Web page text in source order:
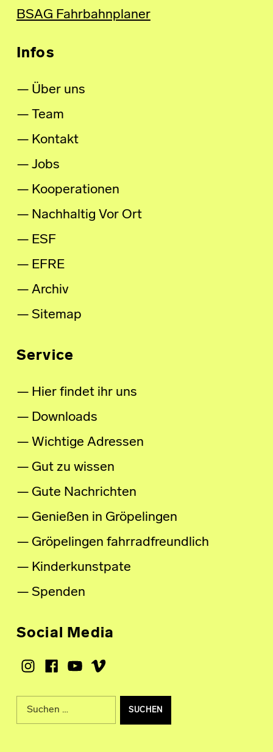
BSAG Fahrbahnplaner
Infos
Über uns
Team
Kontakt
Jobs
Kooperationen
Nachhaltig Vor Ort
ESF
EFRE
Archiv
Sitemap
Service
Hier findet ihr uns
Downloads
Wichtige Adressen
Gut zu wissen
Gute Nachrichten
Genießen in Gröpelingen
Gröpelingen fahrradfreundlich
Kinderkunstpate
Spenden
Social Media
Instagram
Facebook
Youtube
Vimeo
Suche nach: